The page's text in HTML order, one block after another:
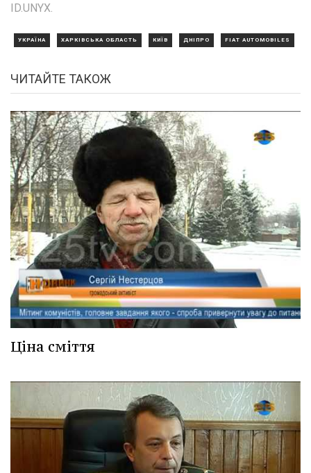
ID.UNYX.
УКРАЇНА ХАРКІВСЬКА ОБЛАСТЬ КИЇВ ДНІПРО FIAT AUTOMOBILES
ЧИТАЙТЕ ТАКОЖ
Ціна сміття